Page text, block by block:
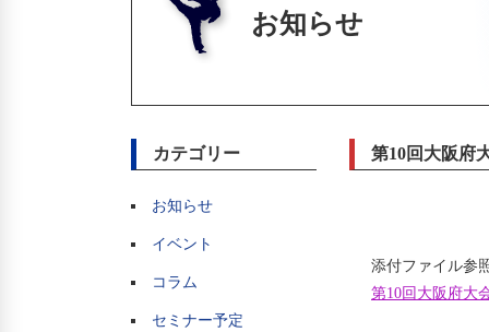
お知らせ
カテゴリー
お知らせ
イベント
コラム
セミナー予定
第10回大阪府
添付ファイル参
第10回大阪府大